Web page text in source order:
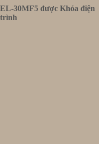
30MF5 được Khóa điện